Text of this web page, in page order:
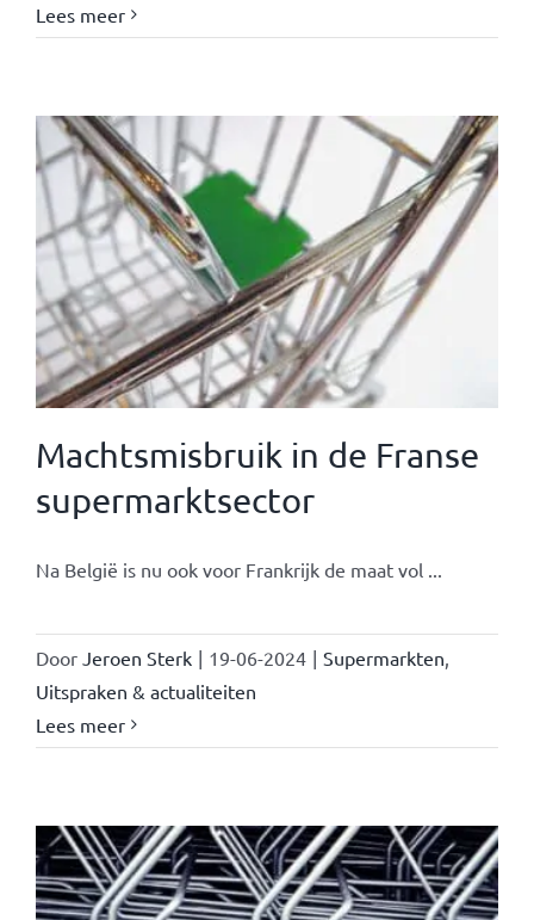
Lees meer
Machtsmisbruik in de Franse
supermarktsector
Na België is nu ook voor Frankrijk de maat vol ...
Door Jeroen Sterk | 19-06-2024 | Supermarkten
Uitspraken & actualiteiten
Lees meer